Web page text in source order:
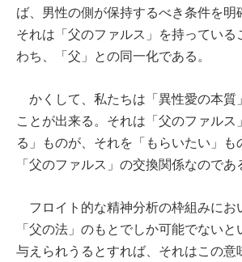
ば、男性の側が保持するべき条件を明
それは「父のファルス」を持っている
わち、「父」との同一化である。
かくして、私たちは「異性愛の本質
ことが出来る。それは「父のファルス
る」ものが、それを「もらいたい」も
「父のファルス」の交換関係なのであ
フロイト的な精神分析の枠組みにお
「父の法」のもとでしか可能でない
与えられうるとすれば、それはこの意